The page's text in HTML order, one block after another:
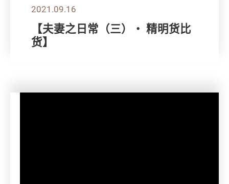
2021.09.16
【夫妻之日常（三）・ 精明货比
货】